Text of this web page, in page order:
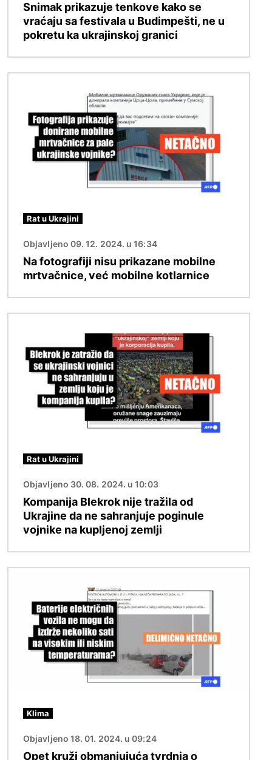
Snimak prikazuje tenkove kako se
vraćaju sa festivala u Budimpešti, ne u
pokretu ka ukrajinskoj granici
Rat u Ukrajini
Objavljeno 09. 12. 2024. u 16:34
Na fotografiji nisu prikazane mobilne
mrtvačnice, već mobilne kotlarnice
Rat u Ukrajini
Objavljeno 30. 08. 2024. u 10:03
Kompanija Blekrok nije tražila od
Ukrajine da ne sahranjuje poginule
vojnike na kupljenoj zemlji
Klima
Objavljeno 18. 01. 2024. u 09:24
Opet kruži obmanjujuća tvrdnja o